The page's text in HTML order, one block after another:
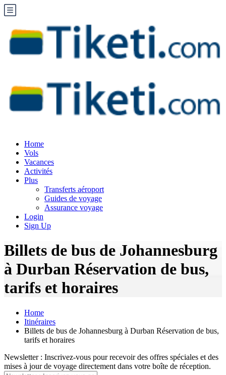
Home
Vols
Vacances
Activités
Plus
Transferts aéroport
Guides de voyage
Assurance voyage
Login
Sign Up
Billets de bus de Johannesburg
à Durban Réservation de bus,
tarifs et horaires
Home
Itinéraires
Billets de bus de Johannesburg à Durban Réservation de bus,
tarifs et horaires
Newsletter : Inscrivez-vous pour recevoir des offres spéciales et des
mises à jour de voyage directement dans votre boîte de réception.